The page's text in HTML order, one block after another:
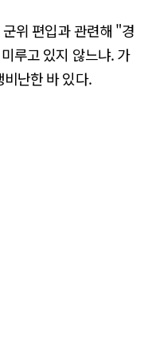
위 편입과 관련해 "경
루고 있지 않느냐. 가
난한 바 있다.